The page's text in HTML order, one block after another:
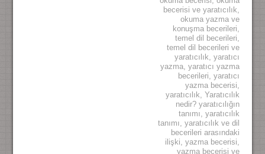
becerisi ve yaratıcılık,
okuma yazma ve
konuşma becerileri,
temel dil becerileri,
temel dil becerileri ve
yaratıcılık,yaratıcı
yazma,yaratıcı yazma
becerileri,yaratıcı
yazma becerisi,
yaratıcılık,Yaratıcılık
nedir? yaratıcılığın
tanımı,yaratıcılık
tanımı,yaratıcılık ve dil
becerileri arasındaki
ilişki,yazma becerisi,
yazma becerisi ve